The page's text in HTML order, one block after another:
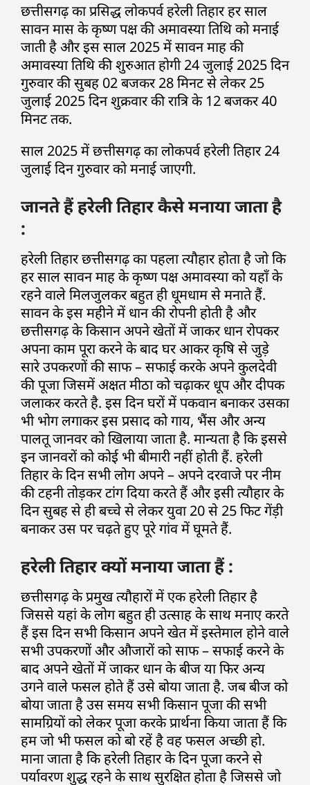
छत्तीसगढ़ का प्रसिद्ध लोकपर्व हरेली तिहार हर साल
सावन मास के कृष्ण पक्ष की अमावस्या तिथि को मनाई
जाती है और इस साल 2025 में सावन माह की
अमावस्या तिथि की शुरुआत होगी 24 जुलाई 2025 दिन
गुरुवार की सुबह 02 बजकर 28 मिनट से लेकर 25
जुलाई 2025 दिन शुक्रवार की रात्रि के 12 बजकर 40
मिनट तक.
साल 2025 में छत्तीसगढ़ का लोकपर्व हरेली तिहार 24
जुलाई दिन गुरुवार को मनाई जाएगी.
जानते हैं हरेली तिहार कैसे मनाया जाता है
:
हरेली तिहार छत्तीसगढ़ का पहला त्यौहार होता है जो कि
हर साल सावन माह के कृष्ण पक्ष अमावस्या को यहाँ के
रहने वाले मिलजुलकर बहुत ही धूमधाम से मनाते हैं.
सावन के इस महीने में धान की रोपनी होती है और
छत्तीसगढ़ के किसान अपने खेतों में जाकर धान रोपकर
अपना काम पूरा करने के बाद घर आकर कृषि से जुड़े
सारे उपकरणों की साफ – सफाई करके अपने कुलदेवी
की पूजा जिसमें अक्षत मीठा को चढ़ाकर धूप और दीपक
जलाकर करते है. इस दिन घरों में पकवान बनाकर उसका
भी भोग लगाकर इस प्रसाद को गाय, भैंस और अन्य
पालतू जानवर को खिलाया जाता है. मान्यता है कि इससे
इन जानवरों को कोई भी बीमारी नहीं होती हैं. हरेली
तिहार के दिन सभी लोग अपने – अपने दरवाजे पर नीम
की टहनी तोड़कर टांग दिया करते हैं और इसी त्यौहार के
दिन सुबह से ही बच्चे से लेकर युवा 20 से 25 फिट गेंड़ी
बनाकर उस पर चढ़ते हुए पूरे गांव में घूमते हैं.
हरेली तिहार क्यों मनाया जाता हैं :
छत्तीसगढ़ के प्रमुख त्यौहारों में एक हरेली तिहार है
जिससे यहां के लोग बहुत ही उत्साह के साथ मनाए करते
हैं इस दिन सभी किसान अपने खेत में इस्तेमाल होने वाले
सभी उपकरणों और औजारों को साफ – सफाई करने के
बाद अपने खेतों में जाकर धान के बीज या फिर अन्य
उगने वाले फसल होते हैं उसे बोया जाता है. जब बीज को
बोया जाता है उस समय सभी किसान पूजा की सभी
सामग्रियों को लेकर पूजा करके प्रार्थना किया जाता हैं कि
हम जो भी फसल को बो रहें है वह फसल अच्छी हो.
माना जाता है कि हरेली तिहार के दिन पूजा करने से
पर्यावरण शुद्ध रहने के साथ सुरक्षित होता है जिससे जो